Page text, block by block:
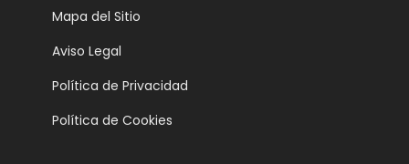
Mapa del Sitio
Aviso Legal
Política de Privacidad
Política de Cookies